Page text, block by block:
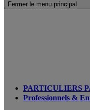
Fermer le menu principal
PARTICULIERS
Professionnels &